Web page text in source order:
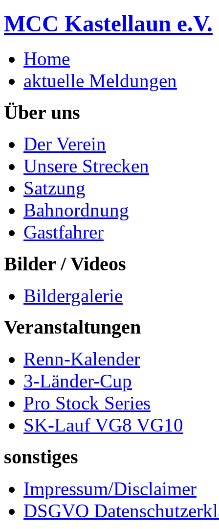
MCC Kastellaun e.V.
Home
aktuelle Meldungen
Über uns
Der Verein
Unsere Strecken
Satzung
Bahnordnung
Gastfahrer
Bilder / Videos
Bildergalerie
Veranstaltungen
Renn-Kalender
3-Länder-Cup
Pro Stock Series
SK-Lauf VG8 VG10
sonstiges
Impressum/Disclaimer
DSGVO